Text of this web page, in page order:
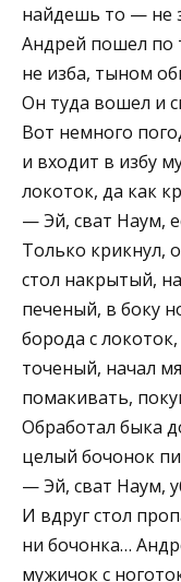
найдешь то — не
Андрей пошел по
не изба, тыном
Он туда вошел и
Вот немного
и входит в избу
локоток, да как
— Эй, сват Наум,
Только крикнул,
стол накрытый,
печеный, в боку
борода с
точеный, начал
помакивать,
Обработал быка
целый бочонок
— Эй, сват Наум,
И вдруг стол
ни бочонка…
мужичок с